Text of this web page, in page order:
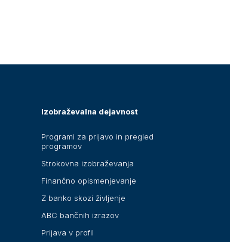
Izobraževalna dejavnost
Programi za prijavo in pregled
programov
Strokovna izobraževanja
Finančno opismenjevanje
Z banko skozi življenje
ABC bančnih izrazov
Prijava v profil